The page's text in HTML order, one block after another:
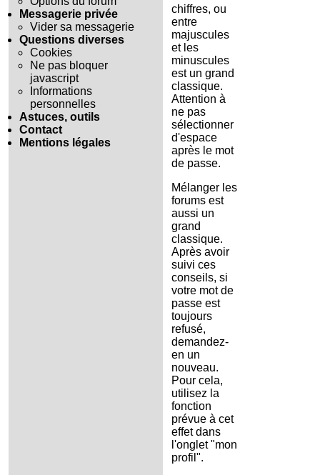
Messagerie privée
Vider sa messagerie
Questions diverses
Cookies
Ne pas bloquer
javascript
Informations
personnelles
Astuces, outils
Contact
Mentions légales
chiffres, ou
entre
majuscules
et les
minuscules
est un grand
classique.
Attention à
ne pas
sélectionner
d'espace
après le mot
de passe.
Mélanger les
forums est
aussi un
grand
classique.
Après avoir
suivi ces
conseils, si
votre mot de
passe est
toujours
refusé,
demandez-
en un
nouveau.
Pour cela,
utilisez la
fonction
prévue à cet
effet dans
l'onglet "mon
profil".